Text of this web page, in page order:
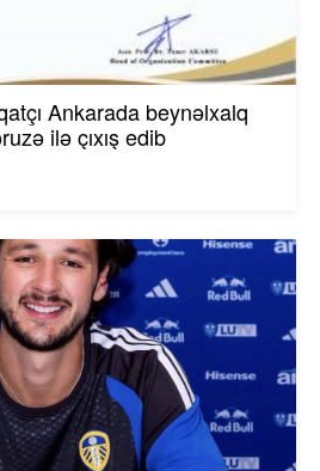
Ankarada beynəlxalq
ilə çıxış edib